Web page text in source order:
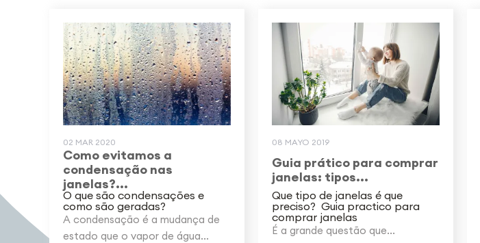
02 MAR 2020
Como evitamos a
condensação nas
janelas?...
O que são condensações e
como são geradas?
A condensação é a mudança de
estado que o vapor de água...
08 MAYO 2019
Guia prático para comprar
janelas: tipos...
Que tipo de janelas é que
preciso? Guia practico para
comprar janelas
É a grande questão que...